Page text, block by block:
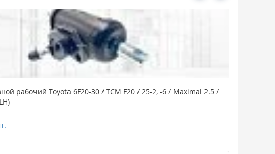
рабочий Toyota 6F20-30 / TCM F20 / 25-2, -6 / Maximal 2.5 /